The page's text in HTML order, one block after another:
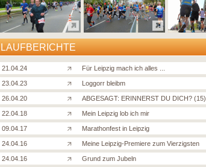
LAUFBERICHTE
21.04.24 Für Leipzig mach ich alles ...
23.04.23 Loggorr bleibm
26.04.20 ABGESAGT: ERINNERST DU DICH? (15)
22.04.18 Mein Leipzig lob ich mir
09.04.17 Marathonfest in Leipzig
24.04.16 Meine Leipzig-Premiere zum Vierzigsten
24.04.16 Grund zum Jubeln